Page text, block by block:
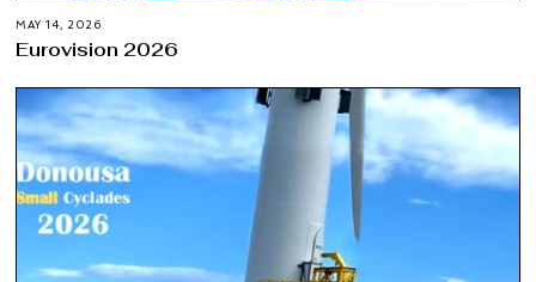
MAY 14, 2026
Eurovision 2026